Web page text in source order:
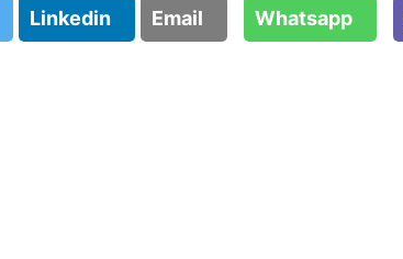
Linkedin Email Whatsapp